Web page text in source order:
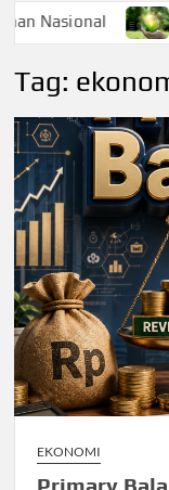
Ekonomi
Tag:
EKONOMI
Primary